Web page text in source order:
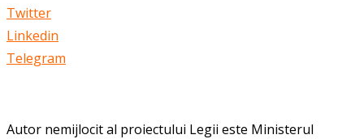
Twitter
Linkedin
Telegram
Autor nemijlocit al proiectului Legii este Ministerul